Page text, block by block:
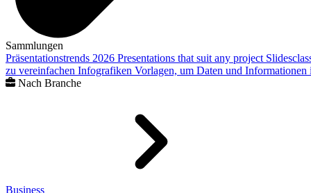
Sammlungen
Präsentationstrends 2026 Presentations that suit any project
zu vereinfachen Infografiken Vorlagen, um Daten und
Nach Branche
Business